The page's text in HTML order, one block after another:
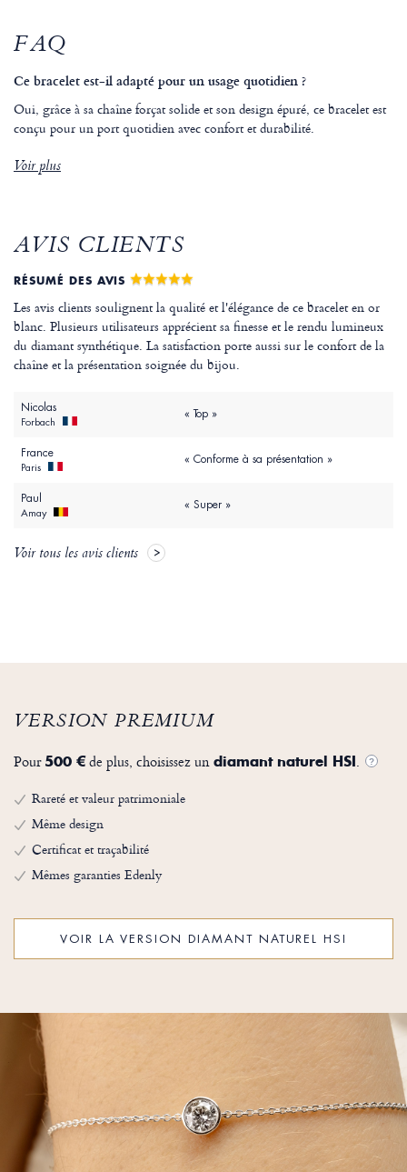
FAQ
Ce bracelet est-il adapté pour un usage quotidien ?
Oui, grâce à sa chaîne forçat solide et son design épuré, ce bracelet est
conçu pour un port quotidien avec confort et durabilité.
Voir plus
AVIS CLIENTS
RÉSUMÉ DES AVIS
Les avis clients soulignent la qualité et l'élégance de ce bracelet en or
blanc. Plusieurs utilisateurs apprécient sa finesse et le rendu lumineux
du diamant synthétique. La satisfaction porte aussi sur le confort de la
chaîne et la présentation soignée du bijou.
Nicolas
Forbach
« Top »
France
Paris
« Conforme à sa présentation »
Paul
Amay
« Super »
Voir tous les avis clients
VERSION PREMIUM
Pour 500 €de plus, choisissez un diamant naturel HSI. ?
Rareté et valeur patrimoniale
Même design
Certificat et traçabilité
Mêmes garanties Edenly
VOIR LA VERSION DIAMANT NATUREL HSI